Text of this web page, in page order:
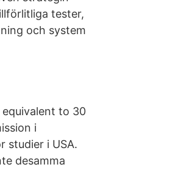
tester,
och system
equivalent to 30
i
studier i USA.
desamma